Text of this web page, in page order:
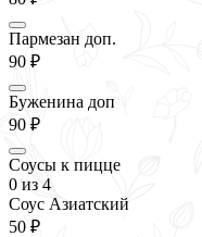
Пармезан доп.
90 ₽
Буженина доп
90 ₽
Соусы к пицце
0 из 4
Соус Азиатский
50 ₽